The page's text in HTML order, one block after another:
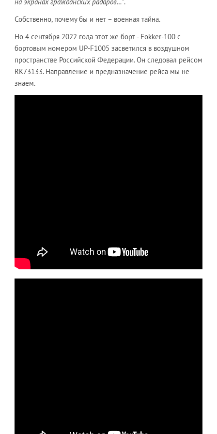
Собственно, почему бы и нет – военная тайна.
Но 4 сентября 2022 года этот же борт - Fokker-100 с
бортовым номером UP-F1005 засветился в воздушном
пространстве Российской Федерации. Он следовал рейсом
RK73133. Направление и предназначение рейса мы не
знаем.